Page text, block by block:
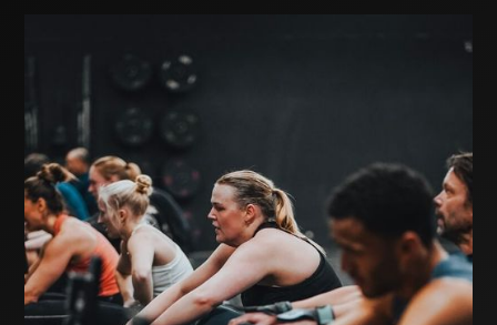
XT Oslo
Nydalsveien 17, 0484
Oslo
XT Voss
Brynalii 102, 5705
Voss